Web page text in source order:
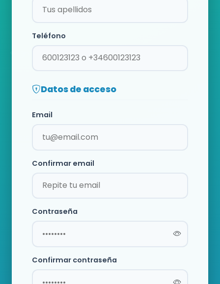
Teléfono
Datos de acceso
Email
Confirmar email
Contraseña
Confirmar contraseña